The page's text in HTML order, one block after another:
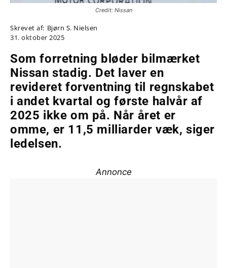
Credit: Nissan
Skrevet af: Bjørn S. Nielsen
31. oktober 2025
Som forretning bløder bilmærket
Nissan stadig. Det laver en
revideret forventning til regnskabet
i andet kvartal og første halvår af
2025 ikke om på. Når året er
omme, er 11,5 milliarder væk, siger
ledelsen.
Annonce